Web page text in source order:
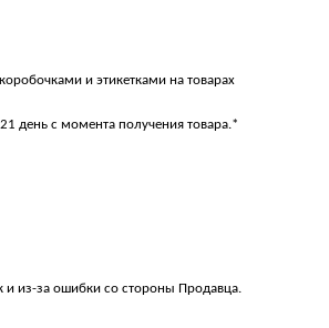
и этикетками на товарах
день с момента получения товара.*
и из-за ошибки со стороны Продавца.